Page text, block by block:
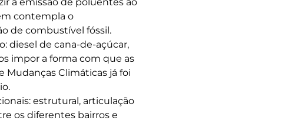
contempla o
de combustível fóssil.
diesel de cana-de-açúcar,
impor a forma com que as
Mudanças Climáticas já foi
estrutural, articulação
os diferentes bairros e